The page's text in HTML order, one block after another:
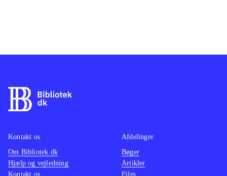
Kontakt os
Om Bibliotek.dk
Hjælp og vejledning
Kontakt os
Afdelinger
Bøger
Artikler
Film